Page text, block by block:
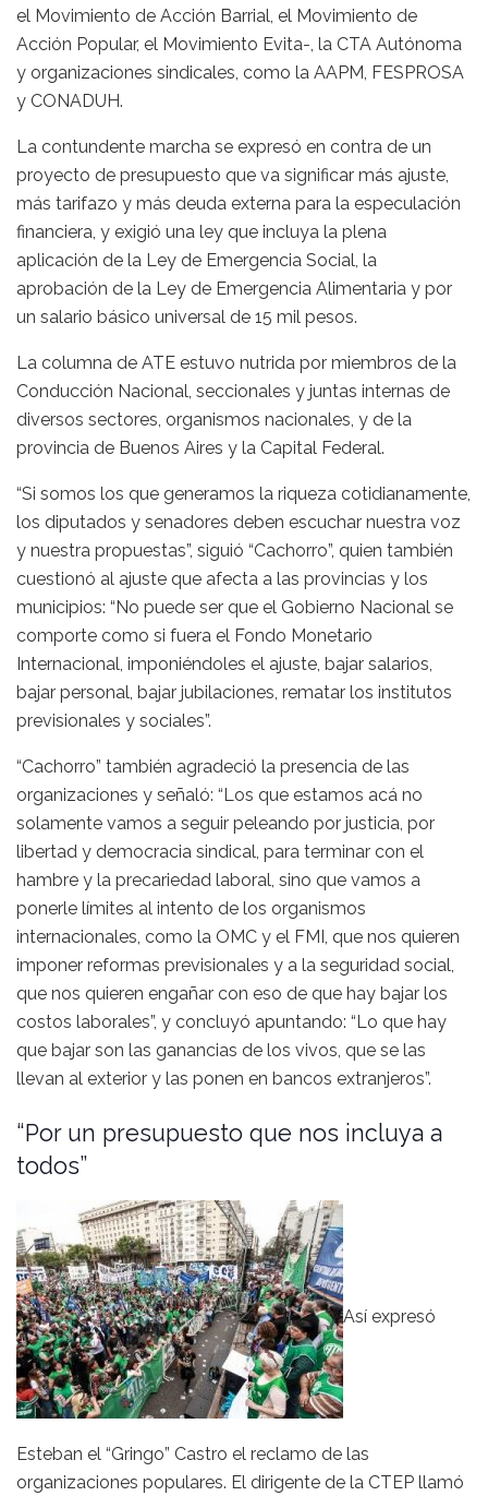
el Movimiento de Acción Barrial, el Movimiento de
Acción Popular, el Movimiento Evita-, la CTA Autónoma
y organizaciones sindicales, como la AAPM, FESPROSA
y CONADUH.
La contundente marcha se expresó en contra de un
proyecto de presupuesto que va significar más ajuste,
más tarifazo y más deuda externa para la especulación
financiera, y exigió una ley que incluya la plena
aplicación de la Ley de Emergencia Social, la
aprobación de la Ley de Emergencia Alimentaria y por
un salario básico universal de 15 mil pesos.
La columna de ATE estuvo nutrida por miembros de la
Conducción Nacional, seccionales y juntas internas de
diversos sectores, organismos nacionales, y de la
provincia de Buenos Aires y la Capital Federal.
“Si somos los que generamos la riqueza cotidianamente,
los diputados y senadores deben escuchar nuestra voz
y nuestra propuestas”, siguió “Cachorro”, quien también
cuestionó al ajuste que afecta a las provincias y los
municipios: “No puede ser que el Gobierno Nacional se
comporte como si fuera el Fondo Monetario
Internacional, imponiéndoles el ajuste, bajar salarios,
bajar personal, bajar jubilaciones, rematar los institutos
previsionales y sociales”.
“Cachorro” también agradeció la presencia de las
organizaciones y señaló: “Los que estamos acá no
solamente vamos a seguir peleando por justicia, por
libertad y democracia sindical, para terminar con el
hambre y la precariedad laboral, sino que vamos a
ponerle límites al intento de los organismos
internacionales, como la OMC y el FMI, que nos quieren
imponer reformas previsionales y a la seguridad social,
que nos quieren engañar con eso de que hay bajar los
costos laborales”, y concluyó apuntando: “Lo que hay
que bajar son las ganancias de los vivos, que se las
llevan al exterior y las ponen en bancos extranjeros”.
“Por un presupuesto que nos incluya a
todos”
Así expresó
Esteban el “Gringo” Castro el reclamo de las
organizaciones populares. El dirigente de la CTEP llamó